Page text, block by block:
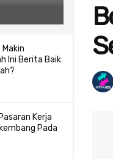
Ini Berita Baik
Kerja
Pada